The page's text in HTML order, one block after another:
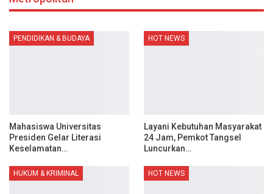
PENDIDIKAN & BUDAYA
Mahasiswa Universitas
Presiden Gelar Literasi
Keselamatan…
HOT NEWS
Layani Kebutuhan Masyarakat
24 Jam, Pemkot Tangsel
Luncurkan…
HUKUM & KRIMINAL HOT NEWS